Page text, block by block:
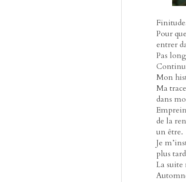
Pour
entrer
Pas
Mon
Ma
dans
de la
un être.
Je
plus
La suite